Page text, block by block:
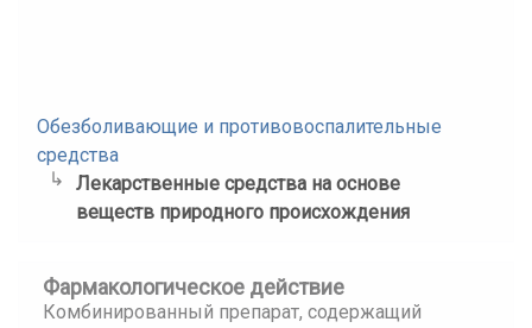
Обезболивающие и противовоспалительные
средства
Лекарственные средства на основе
веществ природного происхождения
Фармакологическое действие
Комбинированный препарат, содержащий